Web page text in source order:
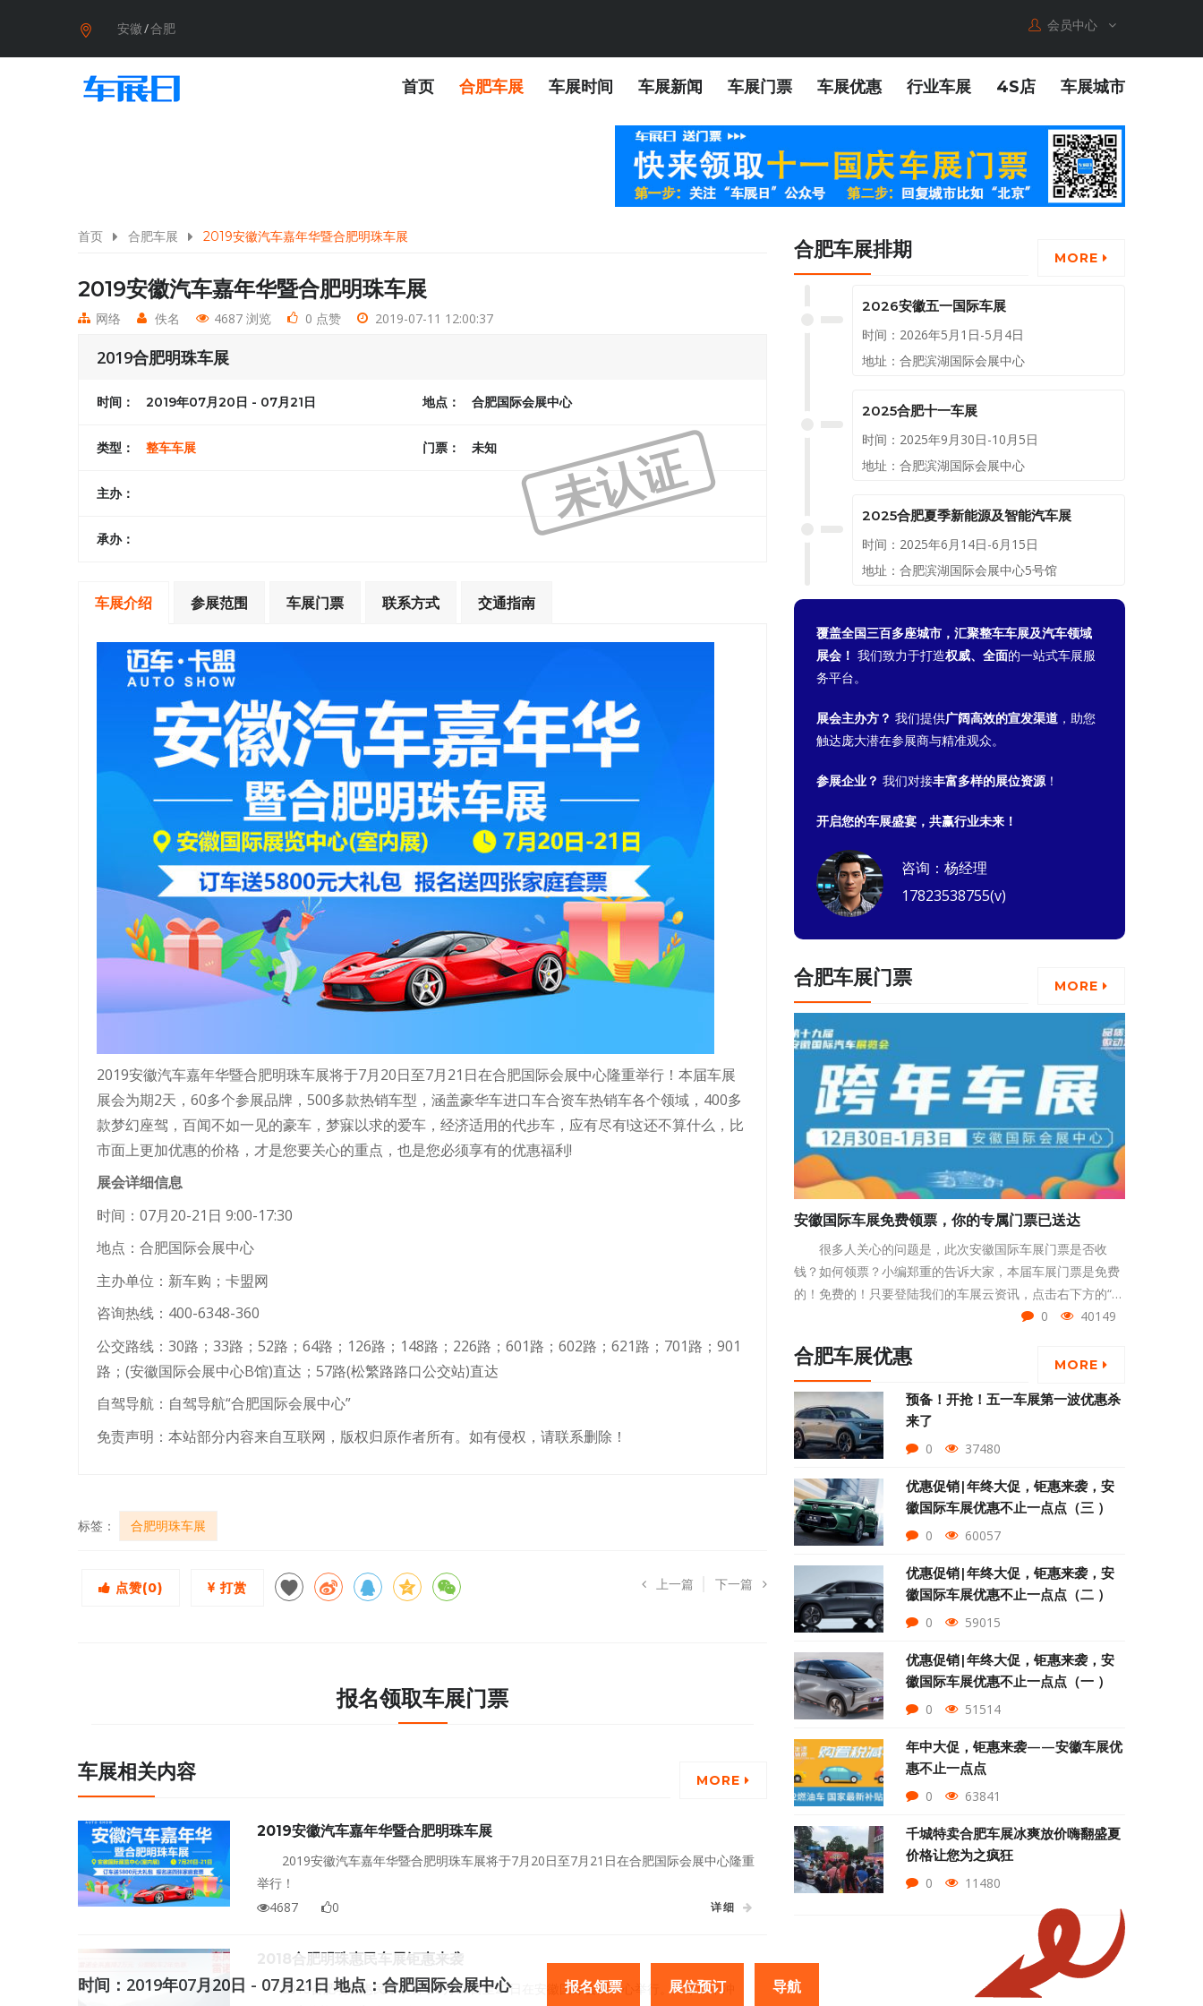
安徽/合肥 会员中心
首页 合肥车展 车展时间 车展新闻 车展门票 车展优惠 行业车展 4S店 车展城市
首页 合肥车展 2019安徽汽车嘉年华暨合肥明珠车展
2019安徽汽车嘉年华暨合肥明珠车展
网络 佚名 4687 浏览 0 点赞 2019-07-11 12:00:37
2019合肥明珠车展
未认证
时间： 2019年07月20日 - 07月21日 地点： 合肥国际会展中心
类型： 整车车展 门票： 未知
主办：
承办：
车展介绍 参展范围 车展门票 联系方式 交通指南
2019安徽汽车嘉年华暨合肥明珠车展将于7月20日至7月21日在合肥国际会展中心隆重举行！本届车展
展会为期2天，60多个参展品牌，500多款热销车型，涵盖豪华车进口车合资车热销车各个领域，400多
款梦幻座驾，百闻不如一见的豪车，梦寐以求的爱车，经济适用的代步车，应有尽有!这还不算什么，比
市面上更加优惠的价格，才是您要关心的重点，也是您必须享有的优惠福利!
展会详细信息
时间：07月20-21日 9:00-17:30
地点：合肥国际会展中心
主办单位：新车购；卡盟网
咨询热线：400-6348-360
公交路线：30路；33路；52路；64路；126路；148路；226路；601路；602路；621路；701路；901
路；(安徽国际会展中心B馆)直达；57路(松繁路路口公交站)直达
自驾导航：自驾导航“合肥国际会展中心”
免责声明：本站部分内容来自互联网，版权归原作者所有。如有侵权，请联系删除！
标签： 合肥明珠车展
点赞(0) 打赏 上一篇 下一篇
报名领取车展门票
车展相关内容 MORE
2019安徽汽车嘉年华暨合肥明珠车展
2019安徽汽车嘉年华暨合肥明珠车展将于7月20日至7月21日在合肥国际会展中心隆重
举行！
4687
0 详细
2018合肥明珠惠民车展将于5月25日至27日在安徽国际会展中心举行。厂家年中冲
合肥车展排期 MORE
2026安徽五一国际车展
时间：2026年5月1日-5月4日
地址：合肥滨湖国际会展中心
2025合肥十一车展
时间：2025年9月30日-10月5日
地址：合肥滨湖国际会展中心
2025合肥夏季新能源及智能汽车展
时间：2025年6月14日-6月15日
地址：合肥滨湖国际会展中心5号馆
覆盖全国三百多座城市，汇聚整车车展及汽车领域
展会！ 我们致力于打造权威、全面的一站式车展服
务平台。
展会主办方？ 我们提供广阔高效的宣发渠道 ，助您
触达庞大潜在参展商与精准观众。
参展企业？ 我们对接丰富多样的展位资源！
开启您的车展盛宴，共赢行业未来！
咨询：杨经理
17823538755(v)
合肥车展门票 MORE
安徽国际车展免费领票，你的专属门票已送达
很多人关心的问题是，此次安徽国际车展门票是否收
钱？如何领票？小编郑重的告诉大家，本届车展门票是免费
的！免费的！只要登陆我们的车展云资讯，点击右下方的“领
票按钮”，或页面中的“限时免费领票”按钮，填写您的姓名、
0 40149
合肥车展优惠 MORE
预备！开抢！五一车展第一波优惠杀
来了
0 37480
优惠促销|年终大促，钜惠来袭，安
徽国际车展优惠不止一点点（三 ）
0 60057
优惠促销|年终大促，钜惠来袭，安
徽国际车展优惠不止一点点（二 ）
0 59015
优惠促销|年终大促，钜惠来袭，安
徽国际车展优惠不止一点点（一 ）
0 51514
年中大促，钜惠来袭——安徽车展优
惠不止一点点
0 63841
千城特卖合肥车展冰爽放价嗨翻盛夏
价格让您为之疯狂
0 11480
时间：2019年07月20日 - 07月21日 地点：合肥国际会展中心 报名领票 展位预订 导航